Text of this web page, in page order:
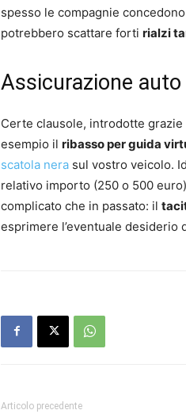
spesso le compagnie
potrebbero scattare forti rialzi
Assicurazione
Certe clausole, introdotte grazie
esempio il ribasso per guida
scatola nera sul vostro veicolo.
relativo importo (250 o 500
complicato che in passato: il
esprimere l’eventuale desiderio
Articolo precedente